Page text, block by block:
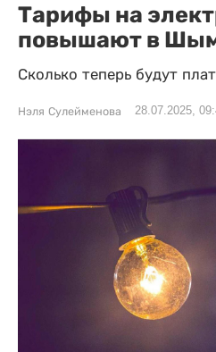
Тарифы на
повышают в
Сколько теперь будут
Нэля Сулейменова 28.07.2025,